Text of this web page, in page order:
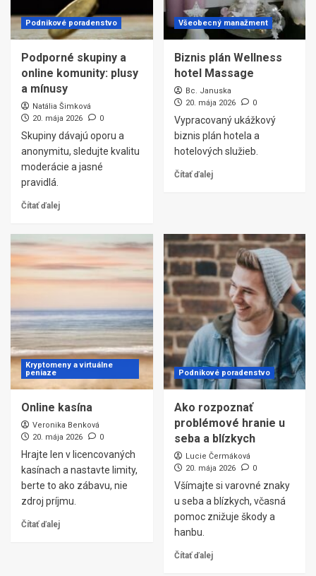
Podnikové poradenstvo
Podporné skupiny a
online komunity: plusy
a mínusy
Natália Šimková
20. mája 2026
0
Skupiny dávajú oporu a
anonymitu, sledujte kvalitu
moderácie a jasné
pravidlá.
Čítať ďalej
Všeobecný manažment
Biznis plán Wellness
hotel Massage
Bc. Januska
20. mája 2026
0
Vypracovaný ukážkový
biznis plán hotela a
hotelových služieb.
Čítať ďalej
Kryptomeny a virtuálne
peniaze
Online kasína
Veronika Benková
20. mája 2026
0
Hrajte len v licencovaných
kasínach a nastavte limity,
berte to ako zábavu, nie
zdroj príjmu.
Čítať ďalej
Podnikové poradenstvo
Ako rozpoznať
problémové hranie u
seba a blízkych
Lucie Čermáková
20. mája 2026
0
Všímajte si varovné znaky
u seba a blízkych, včasná
pomoc znižuje škody a
hanbu.
Čítať ďalej